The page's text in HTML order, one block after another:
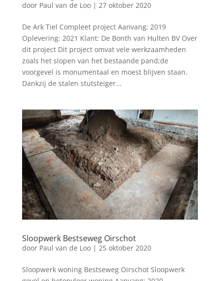
door Paul van de Loo| 27 oktober 2020
De Ark Tiel Compleet project Aanvang: 2019
Oplevering: 2021 Klant: De Bonth van Hulten BV Over
dit project Dit project omvat vele werkzaamheden
zoals het slopen van het bestaande pand;de
voorgevel is monumentaal en moest blijven staan.
Dankzij de stalen stutsteiger...
Sloopwerk Bestseweg Oirschot
door Paul van de Loo| 25 oktober 2020
Sloopwerk woning Bestseweg Oirschot Sloopwerk